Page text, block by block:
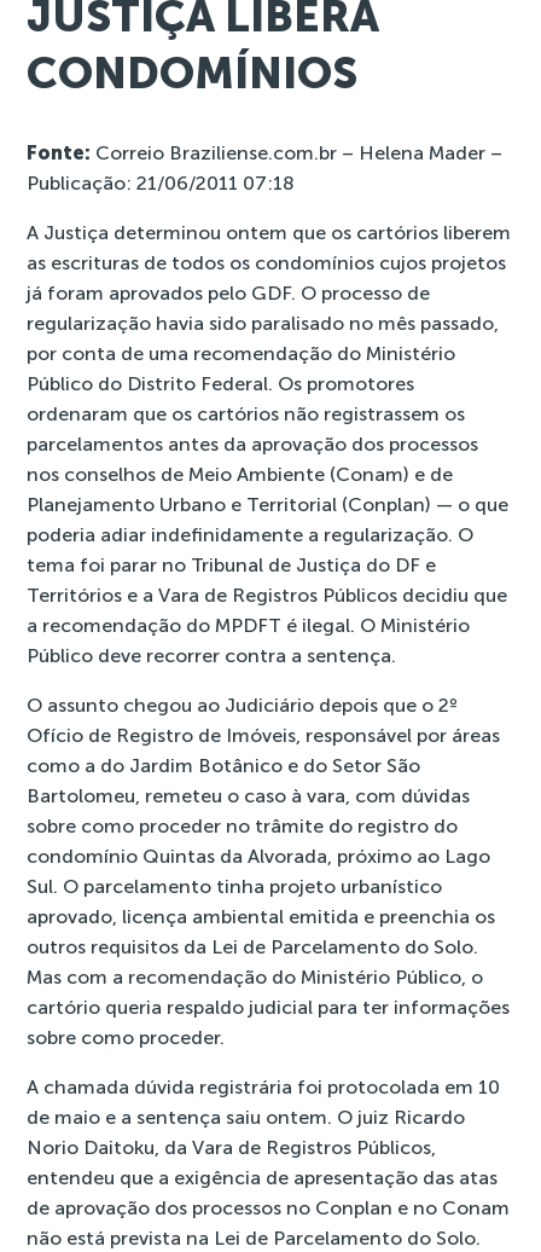
JUSTIÇA LIBERA
CONDOMÍNIOS
Fonte: Correio Braziliense.com.br – Helena Mader –
Publicação: 21/06/2011 07:18
A Justiça determinou ontem que os cartórios liberem
as escrituras de todos os condomínios cujos projetos
já foram aprovados pelo GDF. O processo de
regularização havia sido paralisado no mês passado,
por conta de uma recomendação do Ministério
Público do Distrito Federal. Os promotores
ordenaram que os cartórios não registrassem os
parcelamentos antes da aprovação dos processos
nos conselhos de Meio Ambiente (Conam) e de
Planejamento Urbano e Territorial (Conplan) — o que
poderia adiar indefinidamente a regularização. O
tema foi parar no Tribunal de Justiça do DF e
Territórios e a Vara de Registros Públicos decidiu que
a recomendação do MPDFT é ilegal. O Ministério
Público deve recorrer contra a sentença.
O assunto chegou ao Judiciário depois que o 2º
Ofício de Registro de Imóveis, responsável por áreas
como a do Jardim Botânico e do Setor São
Bartolomeu, remeteu o caso à vara, com dúvidas
sobre como proceder no trâmite do registro do
condomínio Quintas da Alvorada, próximo ao Lago
Sul. O parcelamento tinha projeto urbanístico
aprovado, licença ambiental emitida e preenchia os
outros requisitos da Lei de Parcelamento do Solo.
Mas com a recomendação do Ministério Público, o
cartório queria respaldo judicial para ter informações
sobre como proceder.
A chamada dúvida registrária foi protocolada em 10
de maio e a sentença saiu ontem. O juiz Ricardo
Norio Daitoku, da Vara de Registros Públicos,
entendeu que a exigência de apresentação das atas
de aprovação dos processos no Conplan e no Conam
não está prevista na Lei de Parcelamento do Solo.